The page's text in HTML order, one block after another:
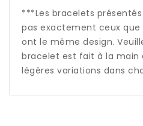
***Les bracelets
pas exactement ceux que
ont le même design.
bracelet est fait à la main
légères variations dans